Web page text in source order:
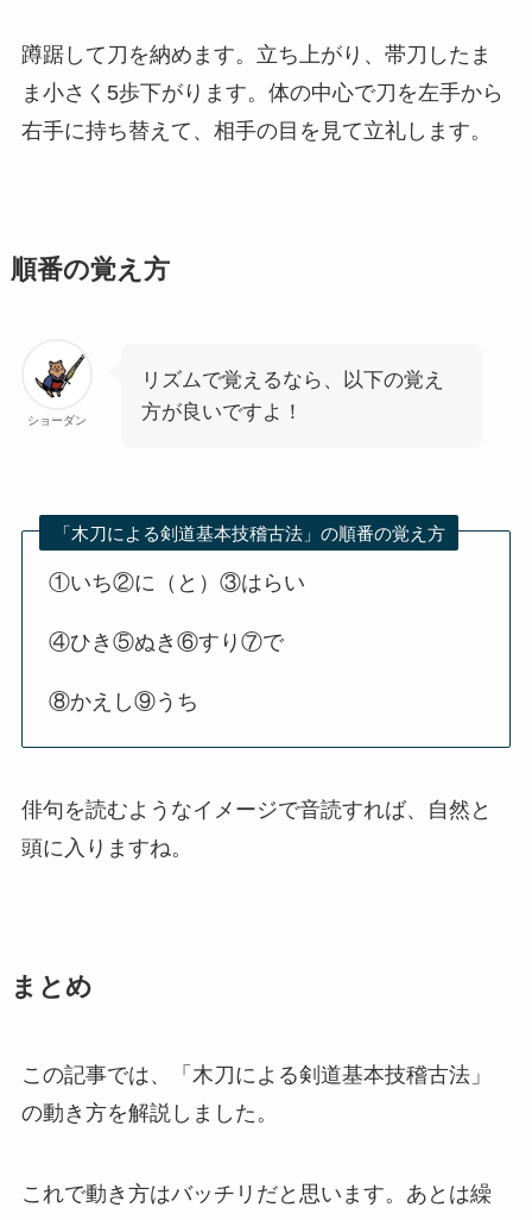
蹲踞して刀を納めます。立ち上がり、帯刀したま
ま小さく5歩下がります。体の中心で刀を左手から
右手に持ち替えて、相手の目を見て立礼します。
順番の覚え方
ショーダン
リズムで覚えるなら、以下の覚え
方が良いですよ！
「木刀による剣道基本技稽古法」の順番の覚え方
①いち②に（と）③はらい
④ひき⑤ぬき⑥すり⑦で
⑧かえし⑨うち
俳句を読むようなイメージで音読すれば、自然と
頭に入りますね。
まとめ
この記事では、「木刀による剣道基本技稽古法」
の動き方を解説しました。
これで動き方はバッチリだと思います。あとは繰